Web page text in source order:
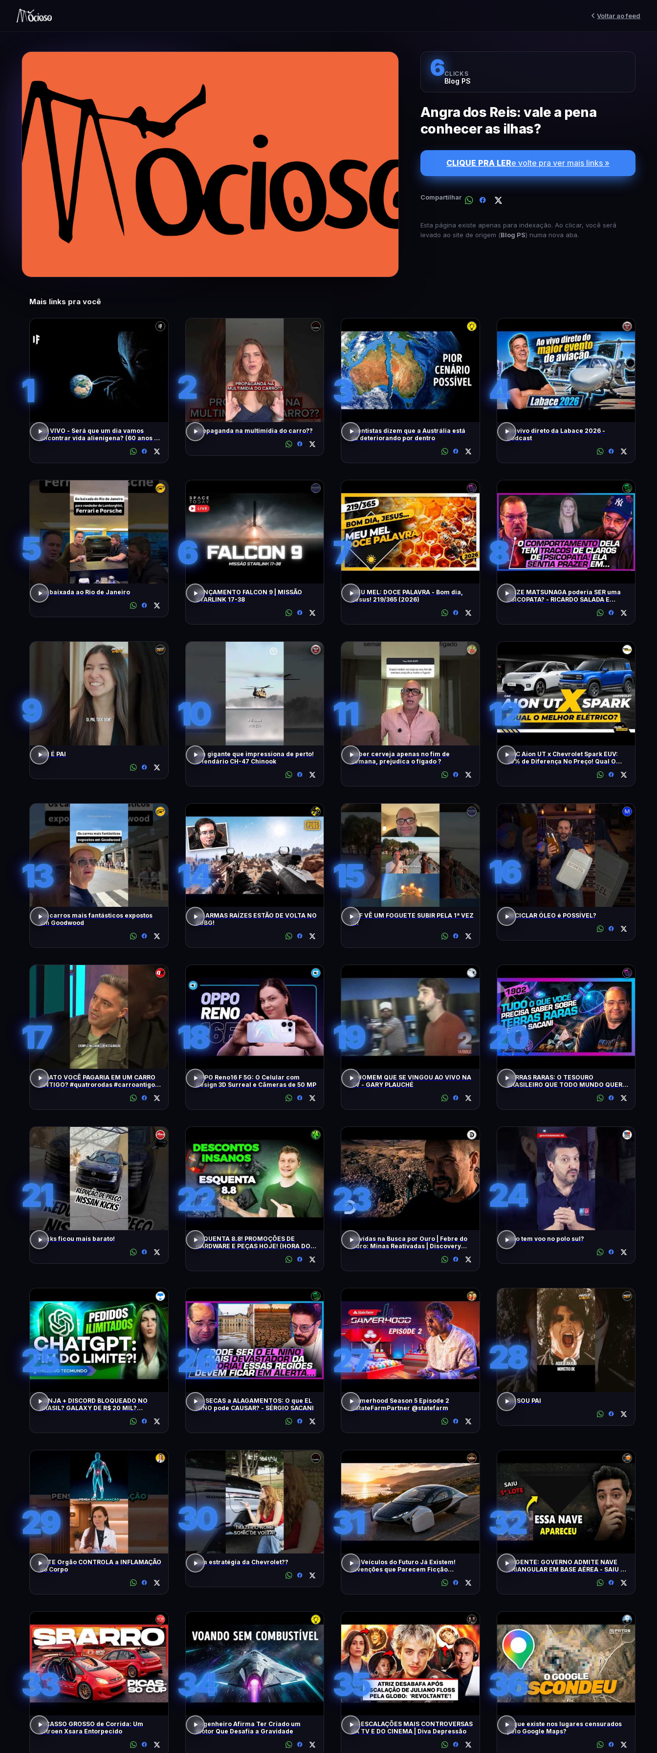
Voltar ao feed
6CLICKS
Blog PS
Angra dos Reis: vale a pena
conhecer as ilhas?
CLIQUE PRA LERe volte pra ver mais links »
Compartilhar
Esta página existe apenas para indexação. Ao clicar, você será
levado ao site de origem (Blog PS) numa nova aba.
Mais links pra você
1
AO VIVO - Será que um dia vamos
encontrar vida alienígena? (60 anos de
2
Propaganda na multimídia do carro??
3
Cientistas dizem que a Austrália está
se deteriorando por dentro
4
Ao vivo direto da Labace 2026 -
Podcast
5
Da baixada ao Rio de Janeiro
6
LANÇAMENTO FALCON 9 | MISSÃO
STARLINK 17-38
7
MEU MEL: DOCE PALAVRA - Bom dia,
Jesus! 219/365 (2026)
8
ELIZE MATSUNAGA poderia SER uma
PSICOPATA? - RICARDO SALADA E
9
PAI É PAI
10
Um gigante que impressiona de perto!
O lendário CH-47 Chinook
11
Beber cerveja apenas no fim de
semana, prejudica o fígado ?
12
GAC Aion UT x Chevrolet Spark EUV:
10% de Diferença No Preço! Qual O
13
Os carros mais fantásticos expostos
em Goodwood
14
AS ARMAS RAÍZES ESTÃO DE VOLTA NO
PUBG!
15
ACF VÊ UM FOGUETE SUBIR PELA 1ª VEZ
!!!!
16
RECICLAR ÓLEO é POSSÍVEL?
17
QUATO VOCÊ PAGARIA EM UM CARRO
ANTIGO? #quatrorodas #carroantigo
18
OPPO Reno16 F 5G: O Celular com
Design 3D Surreal e Câmeras de 50 MP
19
O HOMEM QUE SE VINGOU AO VIVO NA
TV - GARY PLAUCHÉ
20
TERRAS RARAS: O TESOURO
BRASILEIRO QUE TODO MUNDO QUER:
21
Kicks ficou mais barato!
22
ESQUENTA 8.8! PROMOÇÕES DE
HARDWARE E PEÇAS HOJE! (HORA DO
23
Dúvidas na Busca por Ouro | Febre do
Ouro: Minas Reativadas | Discovery
24
Não tem voo no polo sul?
25
JANJA + DISCORD BLOQUEADO NO
BRASIL? GALAXY DE R$ 20 MIL?
26
De SECAS a ALAGAMENTOS: O que EL
NIÑO pode CAUSAR? - SÉRGIO SACANI
27
Gamerhood Season 5 Episode 2
#StateFarmPartner @statefarm
28
EU SOU PAI
29
ESTE Orgão CONTROLA a INFLAMAÇÃO
do Corpo
30
Boa estratégia da Chevrolet??
31
Os Veículos do Futuro Já Existem!
Invenções que Parecem Ficção
32
URGENTE: GOVERNO ADMITE NAVE
TRIANGULAR EM BASE AÉREA - SAIU O
33
PICASSO GROSSO de Corrida: Um
Citroen Xsara Entorpecido
34
Engenheiro Afirma Ter Criado um
Motor Que Desafia a Gravidade
35
AS ESCALAÇÕES MAIS CONTROVERSAS
DA TV E DO CINEMA | Diva Depressão
36
O que existe nos lugares censurados
pelo Google Maps?